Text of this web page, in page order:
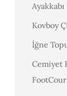
Kovboy
İğne
Cemiyet